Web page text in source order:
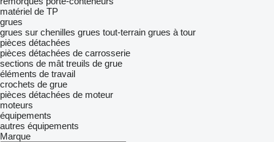
matériel de TP
grues
grues sur chenilles grues tout-terrain grues à tour
pièces détachées
pièces détachées de carrosserie
sections de mât treuils de grue
éléments de travail
crochets de grue
pièces détachées de moteur
moteurs
équipements
autres équipements
Marque